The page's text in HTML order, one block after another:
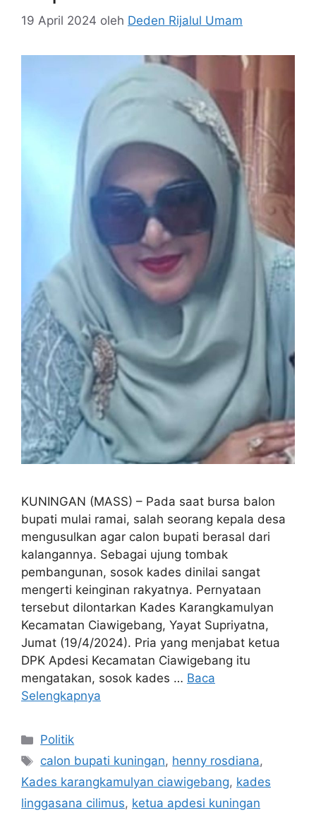
19 April 2024 oleh Deden Rijalul Umam
KUNINGAN (MASS) – Pada saat bursa balon
bupati mulai ramai, salah seorang kepala desa
mengusulkan agar calon bupati berasal dari
kalangannya. Sebagai ujung tombak
pembangunan, sosok kades dinilai sangat
mengerti keinginan rakyatnya. Pernyataan
tersebut dilontarkan Kades Karangkamulyan
Kecamatan Ciawigebang, Yayat Supriyatna,
Jumat (19/4/2024). Pria yang menjabat ketua
DPK Apdesi Kecamatan Ciawigebang itu
mengatakan, sosok kades … Baca
Selengkapnya
Kategori
Politik
Tag
calon bupati kuningan, henny rosdiana,
Kades karangkamulyan ciawigebang, kades
linggasana cilimus, ketua apdesi kuningan